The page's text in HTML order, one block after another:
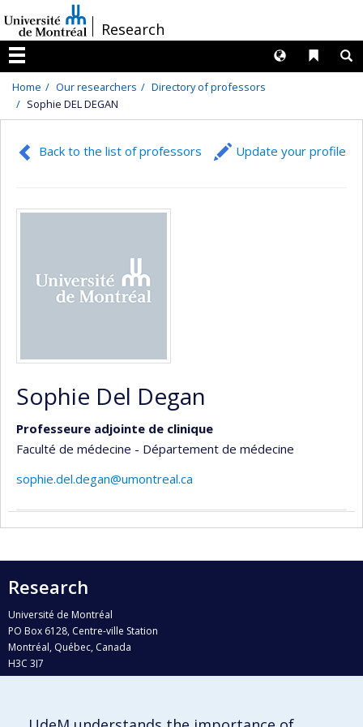
au
contenu
/Research
Menu
Liens
Langues
Home Our researchers
Directory of professors
Sophie DEL DEGAN
Back to the list of professors Update your profile
Sophie Del Degan
Professeure adjointe de clinique
Faculté de médecine - Département de médecine
sophie.del.degan@umontreal.ca
Research
Université de Montréal
PO Box 6128, Centre-ville Station
Montréal, Québec, Canada
H3C 3J7